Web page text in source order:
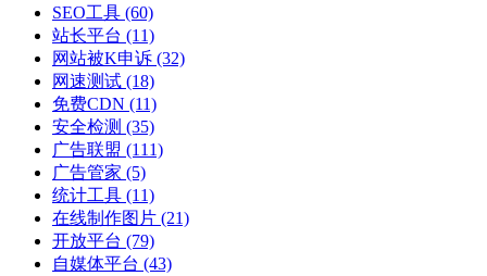
SEO工具 (60)
站长平台 (11)
网站被K申诉 (32)
网速测试 (18)
免费CDN (11)
安全检测 (35)
广告联盟 (111)
广告管家 (5)
统计工具 (11)
在线制作图片 (21)
开放平台 (79)
自媒体平台 (43)